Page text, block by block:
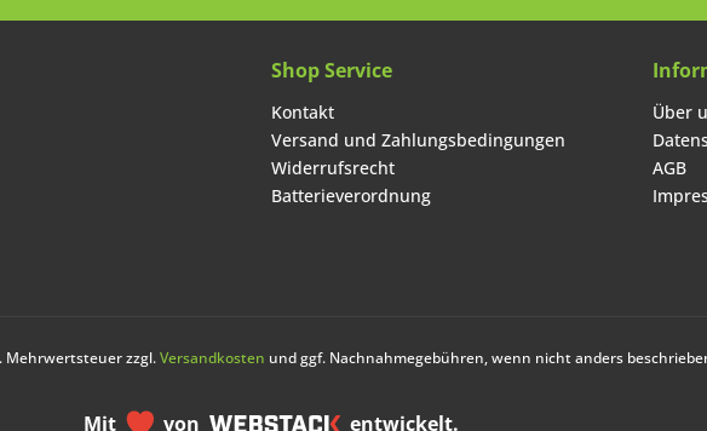
Shop Service
Kontakt
Versand und Zahlungsbedingungen
Widerrufsrecht
Batterieverordnung
Über
AGB
Mehrwertsteuer zzgl.Versandkosten und ggf. Nachnahmegebühren, wenn nicht anders
Mit von entwickelt.